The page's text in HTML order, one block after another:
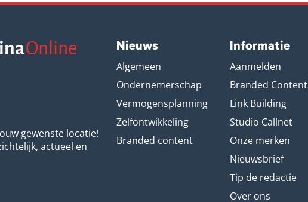
Online
gewenste locatie!
actueel en
Nieuws
Algemeen
Ondernemerschap
Vermogensplanning
Zelfontwikkeling
Branded content
Informatie
Aanmelden
Branded Content
Link Building
Studio Callnet
Onze merken
Nieuwsbrief
Tip de redactie
Over ons